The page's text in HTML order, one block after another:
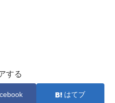
する
はてブ